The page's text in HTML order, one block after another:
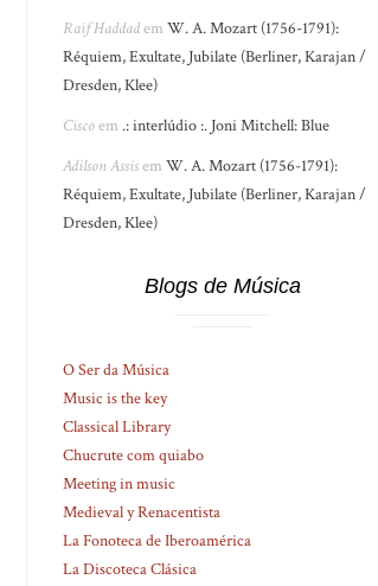
Raif HaddademW. A. Mozart (1756-1791):
Réquiem, Exultate, Jubilate (Berliner, Karajan /
Dresden, Klee)
Ciscoem .: interlúdio :. Joni Mitchell: Blue
Adilson AssisemW. A. Mozart (1756-1791):
Réquiem, Exultate, Jubilate (Berliner, Karajan /
Dresden, Klee)
Blogs de Música
O Ser da Música
Music is the key
Classical Library
Chucrute com quiabo
Meeting in music
Medieval y Renacentista
La Fonoteca de Iberoamérica
La Discoteca Clásica